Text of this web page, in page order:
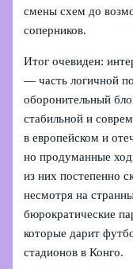
смены схем до
соперников.
Итог очевиден:
— часть логичной
оборонительный
стабильной и
в европейском и
но продуманные
из них постепенно
несмотря на
бюрократические
которые дарит
стадионов в Конго.